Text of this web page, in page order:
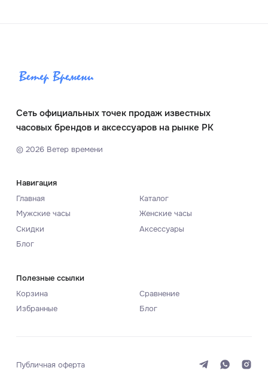
Сеть официальных точек продаж известных
часовых брендов и аксессуаров на рынке РК
© 2026Ветер времени
Навигация
Главная
Каталог
Мужские часы
Женские часы
Скидки
Аксессуары
Блог
Полезные ссылки
Корзина
Сравнение
Избранные
Блог
Публичная оферта Светлая